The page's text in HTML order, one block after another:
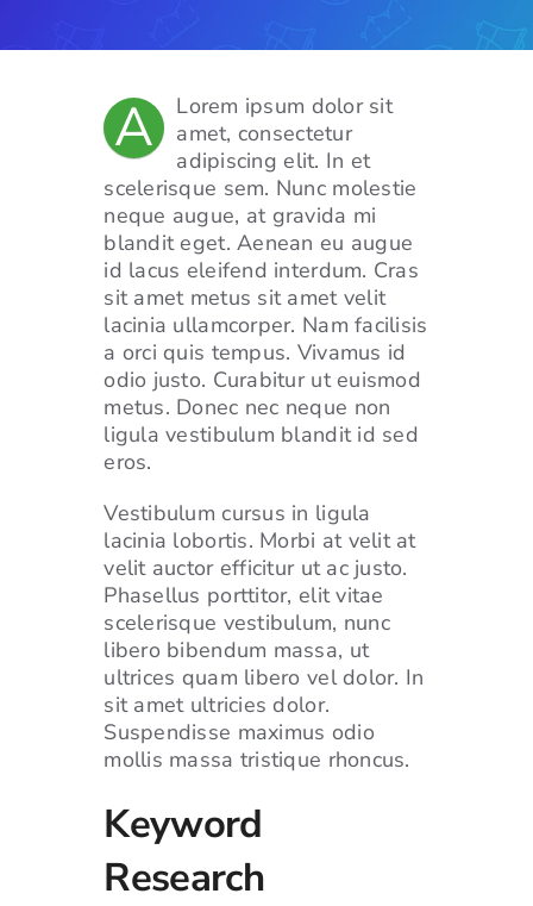
A
Lorem ipsum dolor sit
amet, consectetur
adipiscing elit. In et
scelerisque sem. Nunc molestie
neque augue, at gravida mi
blandit eget. Aenean eu augue
id lacus eleifend interdum. Cras
sit amet metus sit amet velit
lacinia ullamcorper. Nam facilisis
a orci quis tempus. Vivamus id
odio justo. Curabitur ut euismod
metus. Donec nec neque non
ligula vestibulum blandit id sed
eros.
Vestibulum cursus in ligula
lacinia lobortis. Morbi at velit at
velit auctor efficitur ut ac justo.
Phasellus porttitor, elit vitae
scelerisque vestibulum, nunc
libero bibendum massa, ut
ultrices quam libero vel dolor. In
sit amet ultricies dolor.
Suspendisse maximus odio
mollis massa tristique rhoncus.
Keyword
Research